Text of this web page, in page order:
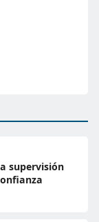
supervisión